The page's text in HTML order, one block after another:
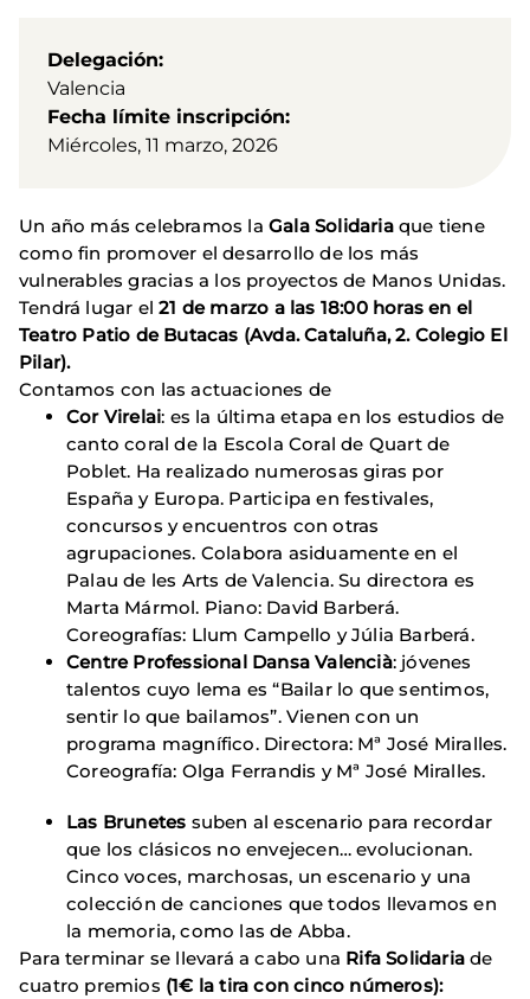
Delegación
Valencia
Fecha límite inscripción
Miércoles, 11 marzo, 2026
Un año más celebramos la Gala Solidariaque tiene
como fin promover el desarrollo de los más
vulnerables gracias a los proyectos de Manos Unidas.
Tendrá lugar el 21 de marzo a las 18:00 horas en el
Teatro Patio de Butacas (Avda. Cataluña, 2. Colegio El
Pilar).
Contamos con las actuaciones de
Cor Virelai: es la última etapa en los estudios de
canto coral de la Escola Coral de Quart de
Poblet. Ha realizado numerosas giras por
España y Europa. Participa en festivales,
concursos y encuentros con otras
agrupaciones. Colabora asiduamente en el
Palau de les Arts de Valencia. Su directora es
Marta Mármol. Piano: David Barberá.
Coreografías: Llum Campello y Júlia Barberá.
Centre Professional Dansa Valencià: jóvenes
talentos cuyo lema es “Bailar lo que sentimos,
sentir lo que bailamos”. Vienen con un
programa magnífico. Directora: Mª José Miralles.
Coreografía: Olga Ferrandis y Mª José Miralles.
Las Brunetes suben al escenario para recordar
que los clásicos no envejecen… evolucionan.
Cinco voces, marchosas, un escenario y una
colección de canciones que todos llevamos en
la memoria, como las de Abba.
Para terminar se llevará a cabo una Rifa Solidaria de
cuatro premios (1€ la tira con cinco números):